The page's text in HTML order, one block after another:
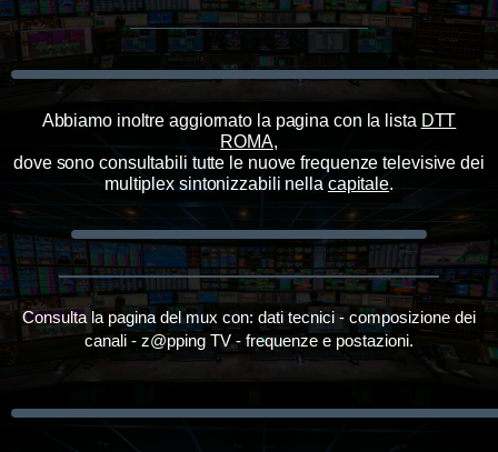
Abbiamo inoltre aggiornato la pagina con la lista DTT
ROMA,
dove sono consultabili tutte le nuove frequenze televisive dei
multiplex sintonizzabili nella capitale.
Consulta la pagina del mux con: dati tecnici - composizione dei
canali - z@pping TV - frequenze e postazioni.